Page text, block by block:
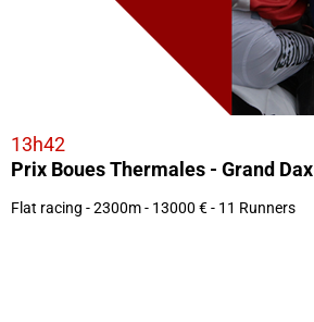
13h42
Prix Boues Thermales - Grand Dax
Flat racing - 2300m - 13000 € - 11 Runners